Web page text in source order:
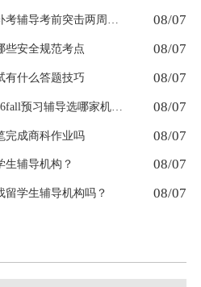
普渡大学机械工程留学生补考辅导考前突击两周够吗 08/07
些安全规范考点 08/07
有什么答题技巧 08/07
利兹大学新媒体市场营销26fall预习辅导选哪家机构？ 08/07
完成商科作业吗 08/07
生辅导机构？ 08/07
留学生辅导机构吗？ 08/07